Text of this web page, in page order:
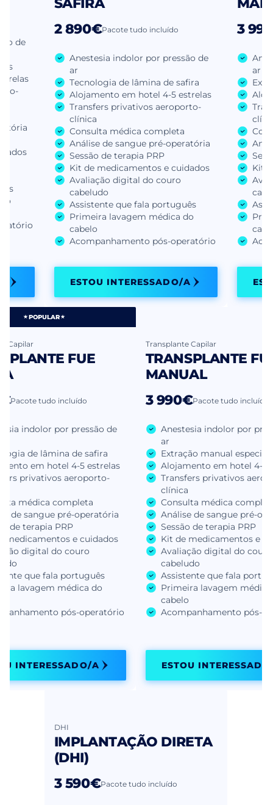
de
2 890€Pacote tudo incluído
Anestesia indolor por pressão de
ar
Tecnologia de lâmina de safira
Alojamento em hotel 4-5 estrelas
Transfers privativos aeroporto-
clínica
Consulta médica completa
Análise de sangue pré-operatória
Sessão de terapia PRP
Kit de medicamentos e cuidados
Avaliação digital do couro
cabeludo
Assistente que fala português
Primeira lavagem médica do
cabelo
Acompanhamento pós-operatório
ESTOU INTERESSADO/A
3
ar
Kit
POPULAR
Capilar
FUE
Pacote tudo incluído
indolor por pressão de
de lâmina de safira
em hotel 4-5 estrelas
privativos aeroporto-
médica completa
de sangue pré-operatória
de terapia PRP
medicamentos e cuidados
digital do couro
que fala português
lavagem médica do
pós-operatório
INTERESSADO/A
Transplante Capilar
TRANSPLANTE
MANUAL
3 990€Pacote tudo incluído
Anestesia indolor por
ar
Extração manual
Alojamento em hotel 4-5
Transfers privativos
clínica
Consulta médica
Análise de sangue pré-
Sessão de terapia PRP
Kit de medicamentos e
Avaliação digital do couro
cabeludo
Assistente que fala
Primeira lavagem
cabelo
Acompanhamento pós-
ESTOU
DHI
IMPLANTAÇÃO DIRETA
(DHI)
3 590€Pacote tudo incluído